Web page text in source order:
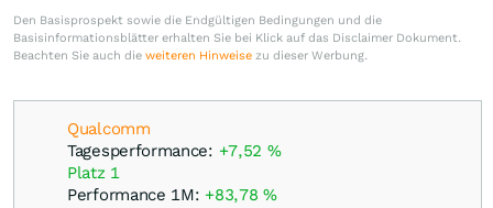
Den Basisprospekt sowie die Endgültigen Bedingungen und die
Basisinformationsblätter erhalten Sie bei Klick auf das Disclaimer Dokument.
Beachten Sie auch die weiteren Hinweise zu dieser Werbung.
Qualcomm
Tagesperformance: +7,52 %
Platz 1
Performance 1M: +83,78%